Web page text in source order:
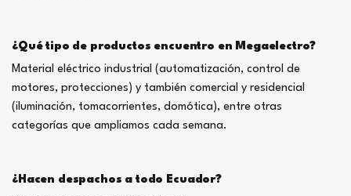
¿Qué tipo de productos encuentro en Megaelectro?
Material eléctrico industrial (automatización, control de
motores, protecciones) y también comercial y residencial
(iluminación, tomacorrientes, domótica), entre otras
categorías que ampliamos cada semana.
¿Hacen despachos a todo Ecuador?